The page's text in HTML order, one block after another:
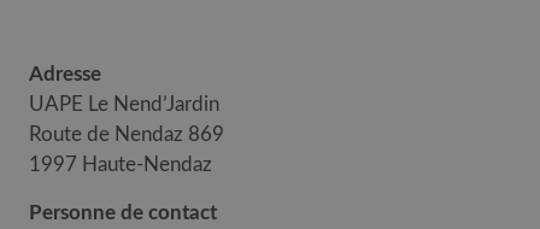
Adresse
UAPE Le Nend’Jardin
Route de Nendaz 869
1997 Haute-Nendaz
Personne de contact